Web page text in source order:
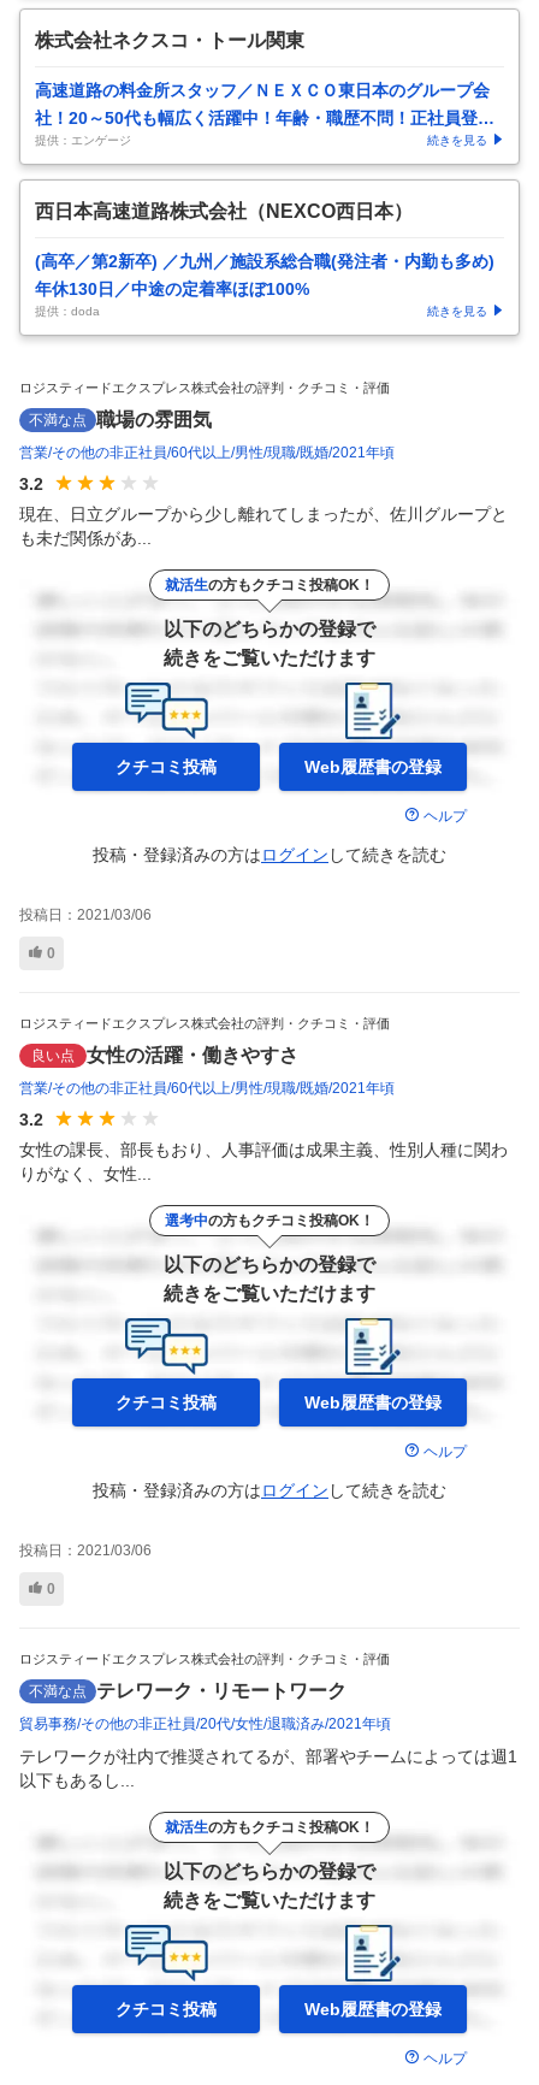
株式会社ネクスコ・トール関東
高速道路の料金所スタッフ／ＮＥＸＣＯ東日本のグループ会
社！20～50代も幅広く活躍中！年齢・職歴不問！正社員登用
ほぼ100％
提供：エンゲージ 続きを見る
西日本高速道路株式会社（NEXCO西日本）
(高卒／第2新卒) ／九州／施設系総合職(発注者・内勤も多め)
年休130日／中途の定着率ほぼ100%
提供：doda 続きを見る
ロジスティードエクスプレス株式会社の評判・クチコミ・評価
不満な点 職場の雰囲気
営業 その他の非正社員 60代以上 男性 現職 既婚 2021年頃
3.2
現在、日立グループから少し離れてしまったが、佐川グループと
も未だ関係があ...
就活生の方もクチコミ投稿OK！
以下のどちらかの登録で
続きをご覧いただけます
クチコミ投稿 Web履歴書の登録
ヘルプ
投稿・登録済みの方はログイン して続きを読む
投稿日： 2021/03/06
0
ロジスティードエクスプレス株式会社の評判・クチコミ・評価
良い点 女性の活躍・働きやすさ
営業 その他の非正社員 60代以上 男性 現職 既婚 2021年頃
3.2
女性の課長、部長もおり、人事評価は成果主義、性別人種に関わ
りがなく、女性...
選考中の方もクチコミ投稿OK！
以下のどちらかの登録で
続きをご覧いただけます
クチコミ投稿 Web履歴書の登録
ヘルプ
投稿・登録済みの方はログイン して続きを読む
投稿日： 2021/03/06
0
ロジスティードエクスプレス株式会社の評判・クチコミ・評価
不満な点 テレワーク・リモートワーク
貿易事務 その他の非正社員 20代 女性 退職済み 2021年頃
テレワークが社内で推奨されてるが、部署やチームによっては週1
以下もあるし...
就活生の方もクチコミ投稿OK！
以下のどちらかの登録で
続きをご覧いただけます
クチコミ投稿 Web履歴書の登録
ヘルプ